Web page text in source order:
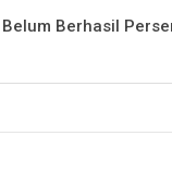
Belum Berhasil